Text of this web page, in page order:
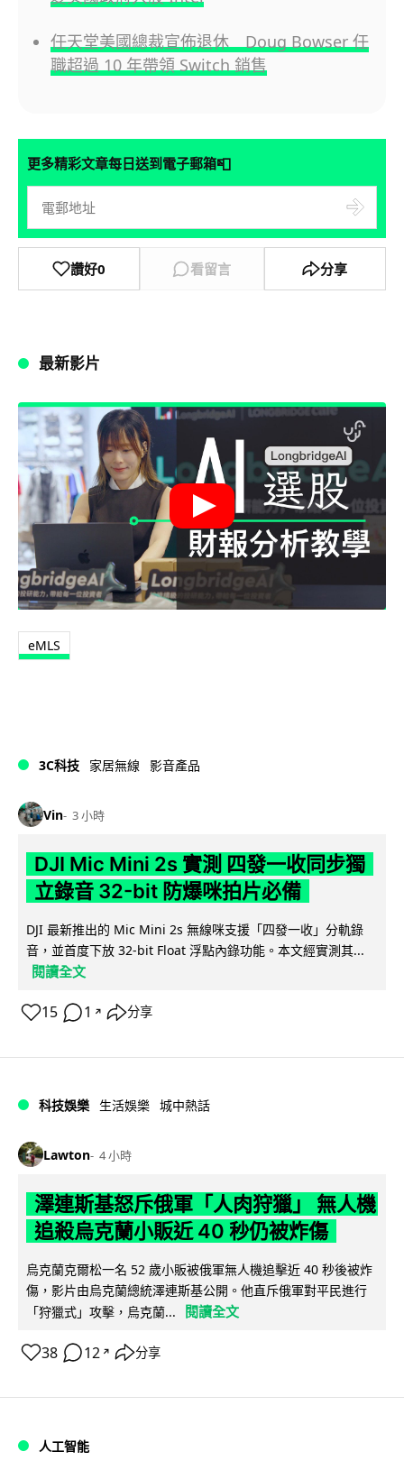
任天堂美國總裁宣佈退休 Doug Bowser 任
職超過 10 年帶領 Switch 銷售
更多精彩文章每日送到電子郵箱📮
讚好0 看留言 分享
最新影片
eMLS
3C科技 家居無線 影音產品
Vin 3 小時
DJI Mic Mini 2s 實測 四發一收同步獨
立錄音 32-bit 防爆咪拍片必備
DJI 最新推出的 Mic Mini 2s 無線咪支援「四發一收」分軌錄
音，並首度下放 32-bit Float 浮點內錄功能。本文經實測其...
閱讀全文
15 1 ↗ 分享
科技娛樂 生活娛樂 城中熱話
Lawton 4 小時
澤連斯基怒斥俄軍「人肉狩獵」 無人機
追殺烏克蘭小販近 40 秒仍被炸傷
烏克蘭克爾松一名 52 歲小販被俄軍無人機追擊近 40 秒後被炸
傷，影片由烏克蘭總統澤連斯基公開。他直斥俄軍對平民進行
「狩獵式」攻擊，烏克蘭...
閱讀全文
38 12 ↗ 分享
人工智能